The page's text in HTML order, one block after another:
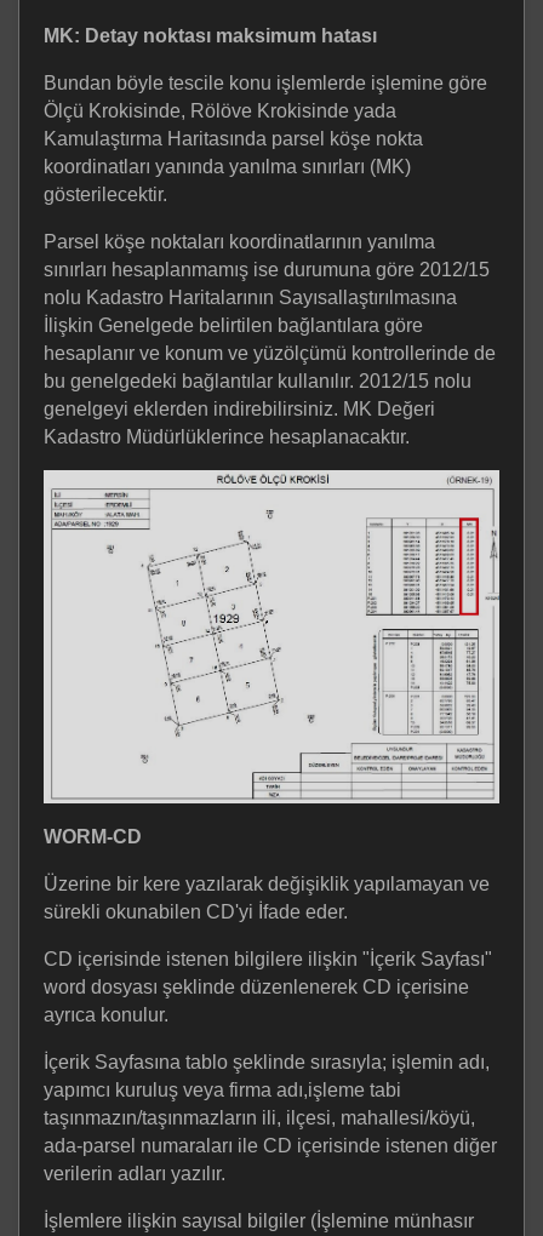
MK: Detay noktası maksimum hatası
Bundan böyle tescile konu işlemlerde işlemine göre
Ölçü Krokisinde, Rölöve Krokisinde yada
Kamulaştırma Haritasında parsel köşe nokta
koordinatları yanında yanılma sınırları (MK)
gösterilecektir.
Parsel köşe noktaları koordinatlarının yanılma
sınırları hesaplanmamış ise durumuna göre 2012/15
nolu Kadastro Haritalarının Sayısallaştırılmasına
İlişkin Genelgede belirtilen bağlantılara göre
hesaplanır ve konum ve yüzölçümü kontrollerinde de
bu genelgedeki bağlantılar kullanılır. 2012/15 nolu
genelgeyi eklerden indirebilirsiniz. MK Değeri
Kadastro Müdürlüklerince hesaplanacaktır.
WORM-CD
Üzerine bir kere yazılarak değişiklik yapılamayan ve
sürekli okunabilen CD'yi İfade eder.
CD içerisinde istenen bilgilere ilişkin "İçerik Sayfası"
word dosyası şeklinde düzenlenerek CD içerisine
ayrıca konulur.
İçerik Sayfasına tablo şeklinde sırasıyla; işlemin adı,
yapımcı kuruluş veya firma adı,işleme tabi
taşınmazın/taşınmazların ili, ilçesi, mahallesi/köyü,
ada-parsel numaraları ile CD içerisinde istenen diğer
verilerin adları yazılır.
İşlemlere ilişkin sayısal bilgiler (İşlemine münhasır